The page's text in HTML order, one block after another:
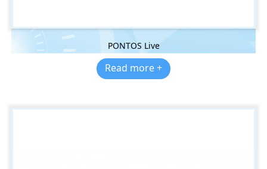
PONTOS Live
Read more +